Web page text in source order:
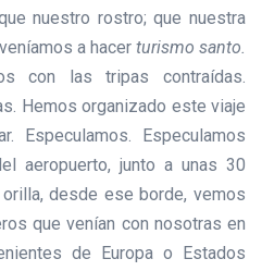
nuestro rostro; que nuestra
a hacer turismo santo.
con las tripas contraídas.
Hemos organizado este viaje
Especulamos. Especulamos
aeropuerto, junto a unas 30
desde ese borde, vemos
que venían con nosotras en
de Europa o Estados